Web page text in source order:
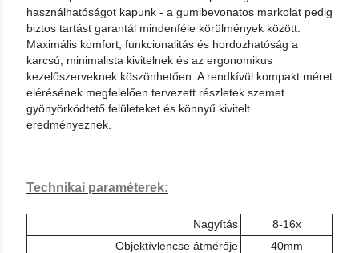
használhatóságot kapunk - a gumibevonatos markolat pedig
biztos tartást garantál mindenféle körülmények között.
Maximális komfort, funkcionalitás és hordozhatóság a
karcsú, minimalista kivitelnek és az ergonomikus
kezelőszerveknek köszönhetően. A rendkívül kompakt méret
elérésének megfelelően tervezett részletek szemet
gyönyörködtető felületeket és könnyű kivitelt
eredményeznek.
Technikai paraméterek:
Nagyítás
8-16x
Objektívlencse átmérője
40mm